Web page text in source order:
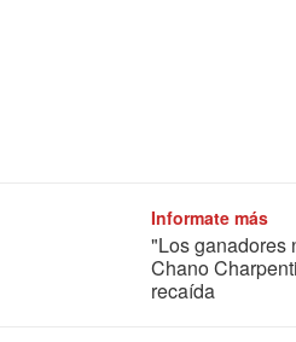
Informate más
"Los ganadores
Chano
recaída